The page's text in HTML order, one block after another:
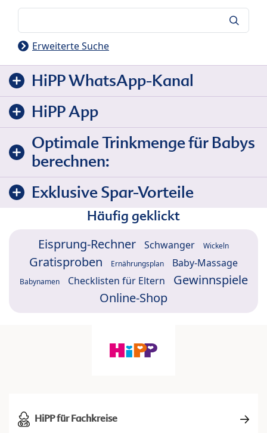
Erweiterte Suche
HiPP WhatsApp-Kanal
HiPP App
Optimale Trinkmenge für Babys
berechnen:
Exklusive Spar-Vorteile
Häufig geklickt
Eisprung-Rechner Schwanger Wickeln
Gratisproben Ernährungsplan Baby-Massage
Babynamen Checklisten für Eltern
Gewinnspiele
Online-Shop
HiPP für Fachkreise